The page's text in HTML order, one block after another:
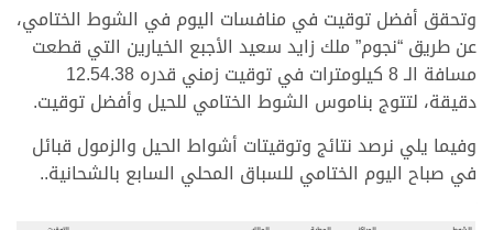
وتحقق أفضل توقيت في منافسات اليوم في الشوط الختامي،
عن طريق “نجوم” ملك زايد سعيد الأجبع الخيارين التي قطعت
مسافة الـ 8 كيلومترات في توقيت زمني قدره 12.54.38
دقيقة، لتتوج بناموس الشوط الختامي للحيل وأفضل توقيت.
وفيما يلي نرصد نتائج وتوقيتات أشواط الحيل والزمول قبائل
في صباح اليوم الختامي للسباق المحلي السابع بالشحانية..